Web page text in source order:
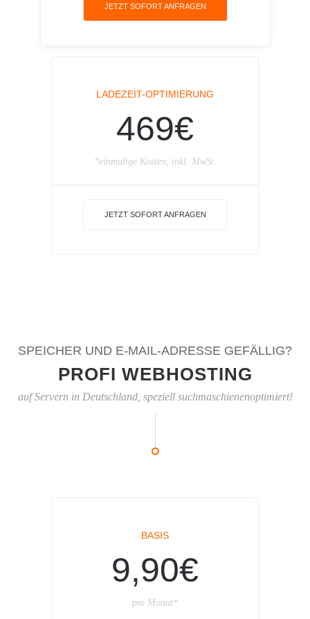
JETZT SOFORT ANFRAGEN
LADEZEIT-OPTIMIERUNG
469€
*einmalige Kosten, inkl. MwSt.
JETZT SOFORT ANFRAGEN
SPEICHER UND E-MAIL-ADRESSE GEFÄLLIG?
PROFI WEBHOSTING
auf Servern in Deutschland, speziell suchmaschienenoptimiert!
BASIS
9,90€
pro Monat*